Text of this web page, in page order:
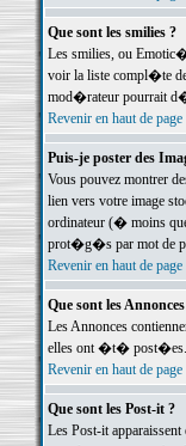
Que sont les smilies ?
Les smilies, ou
voir la liste compl�te
mod�rateur pourrait
Revenir en haut de page
Puis-je poster des
Vous pouvez montrer
lien vers votre image
ordinateur (� moins
prot�g�s par mot de
Revenir en haut de page
Que sont les
Les Annonces
elles ont �t� post�es.
Revenir en haut de page
Que sont les Post-it ?
Les Post-it